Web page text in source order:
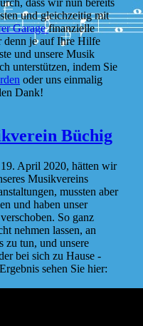
dass wir nun bereits
und gleichzeitig mit
Garagefinanzielle
denn je auf Ihre Hilfe
und unsere Musik
unterstützen, indem Sie
oder uns einmalig
Dank!
Büchig
April 2020, hätten wir
Musikvereins
mussten aber
und haben unser
So ganz
nehmen lassen, an
zu tun, und unsere
bei sich zu Hause -
sehen Sie hier: